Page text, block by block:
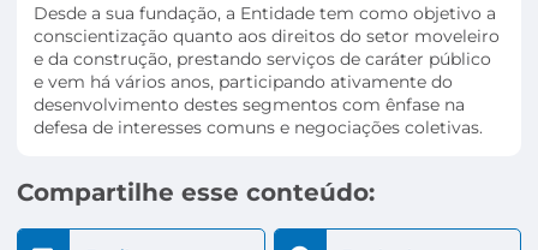
Desde a sua fundação, a Entidade tem como objetivo a
conscientização quanto aos direitos do setor moveleiro
e da construção, prestando serviços de caráter público
e vem há vários anos, participando ativamente do
desenvolvimento destes segmentos com ênfase na
defesa de interesses comuns e negociações coletivas.
Compartilhe esse conteúdo: